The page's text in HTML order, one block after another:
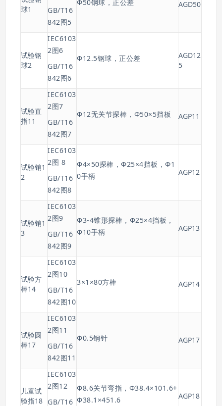
球1
GB/T16
842图5
Φ50钢球，正公差 AGD50
试验钢
球2
IEC6103
2图6
GB/T16
842图6
Φ12.5钢球，正公差
AGD12
5
试验直
指11
IEC6103
2图7
GB/T16
842图7
Φ12无关节探棒，Φ50×5挡板 AGP11
试验销1
2
IEC6103
2图 8
GB/T16
842图8
Φ4×50探棒，Φ25×4挡板，Φ1
0手柄
AGP12
试验销1
3
IEC6103
2图9
GB/T16
842图9
Φ3-4锥形探棒，Φ25×4挡板，
Φ10手柄
AGP13
试验方
棒14
IEC6103
2图10
GB/T16
842图10
3×1×80方棒 AGP14
试验圆
棒17
IEC6103
2图11
GB/T16
842图11
Φ0.5钢针 AGP17
儿童试
验指18
IEC6103
2图12
GB/T16
Φ8.6关节弯指，Φ38.4×101.6+
Φ38.1×451.6
AGP18